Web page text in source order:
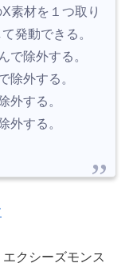
素材を１つ取り
発動できる。
で除外する。
除外する。
外する。
外する。
クシーズモンス